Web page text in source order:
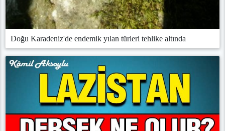
Doğu Karadeniz'de endemik yılan türleri tehlike altında